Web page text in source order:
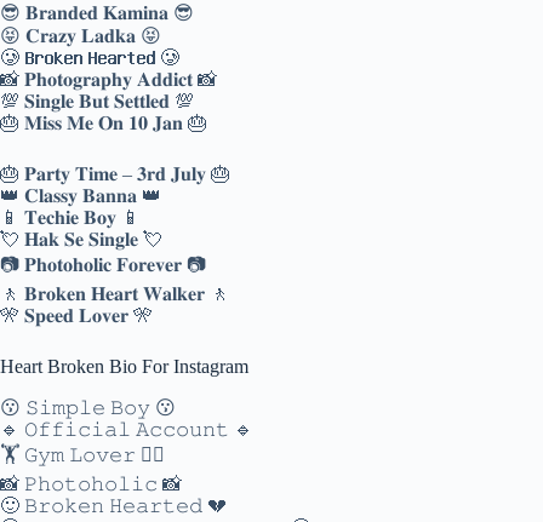
😎 𝐁𝐫𝐚𝐧𝐝𝐞𝐝 𝐊𝐚𝐦𝐢𝐧𝐚 😎
😝 𝐂𝐫𝐚𝐳𝐲 𝐋𝐚𝐝𝐤𝐚 😝
🥲 𝐁𝐫𝐨𝐤𝐞𝐧 𝐇𝐞𝐚𝐫𝐭𝐞𝐝 🥲
📸 𝐏𝐡𝐨𝐭𝐨𝐠𝐫𝐚𝐩𝐡𝐲 𝐀𝐝𝐝𝐢𝐜𝐭 📸
💯 𝐒𝐢𝐧𝐠𝐥𝐞 𝐁𝐮𝐭 𝐒𝐞𝐭𝐭𝐥𝐞𝐝 💯
🎂 𝐌𝐢𝐬𝐬 𝐌𝐞 𝐎𝐧 𝟏𝟎 𝐉𝐚𝐧 🎂
🎂 𝐏𝐚𝐫𝐭𝐲 𝐓𝐢𝐦𝐞 – 𝟑𝐫𝐝 𝐉𝐮𝐥𝐲 🎂
👑 𝐂𝐥𝐚𝐬𝐬𝐲 𝐁𝐚𝐧𝐧𝐚 👑
📱 𝐓𝐞𝐜𝐡𝐢𝐞 𝐁𝐨𝐲 📱
💘 𝐇𝐚𝐤 𝐒𝐞 𝐒𝐢𝐧𝐠𝐥𝐞 💘
📷 𝐏𝐡𝐨𝐭𝐨𝐡𝐨𝐥𝐢𝐜 𝐅𝐨𝐫𝐞𝐯𝐞𝐫 📷
🚶 𝐁𝐫𝐨𝐤𝐞𝐧 𝐇𝐞𝐚𝐫𝐭 𝐖𝐚𝐥𝐤𝐞𝐫 🚶
🎌 𝐒𝐩𝐞𝐞𝐝 𝐋𝐨𝐯𝐞𝐫 🎌
Heart Broken Bio For Instagram
😗 𝚂𝚒𝚖𝚙𝚕𝚎 𝙱𝚘𝚢 😗
🔹 𝙾𝚏𝚏𝚒𝚌𝚒𝚊𝚕 𝙰𝚌𝚌𝚘𝚞𝚗𝚝 🔹
🏋️ 𝙶𝚢𝚖 𝙻𝚘𝚟𝚎𝚛 🏋️‍♂️
📸 𝙿𝚑𝚘𝚝𝚘𝚑𝚘𝚕𝚒𝚌 📸
🙂 𝙱𝚛𝚘𝚔𝚎𝚗 𝙷𝚎𝚊𝚛𝚝𝚎𝚍 💔